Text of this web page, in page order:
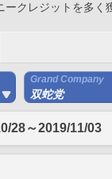
クレジットを多く
Grand Company
双蛇党
28～2019/11/03